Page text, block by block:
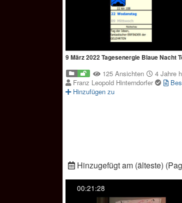
9 März 2022 Tagesenergie Blaue Nacht
125 Ansichten
4 Jahre
Franz Leopold Hinterndorfer
Hinzufügen zu
Hinzugefügt am (älteste)
00:21:28